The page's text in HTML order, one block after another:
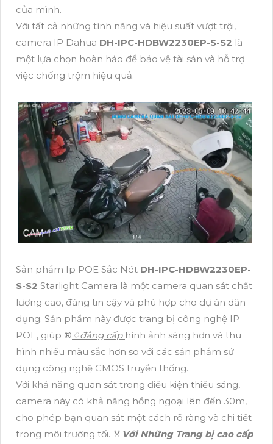
của mình.
Với tất cả những tính năng và hiệu suất vượt trội,
camera IP Dahua DH-IPC-HDBW2230EP-S-S2 là
một lựa chọn hoàn hảo để bảo vệ tài sản và hỗ trợ
việc chống trộm hiệu quả.
Sản phẩm Ip POE Sắc Nét DH-IPC-HDBW2230EP-
S-S2 Starlight Camera là một camera quan sát chất
lượng cao, đáng tin cậy và phù hợp cho dự án dân
dụng. Sản phẩm này được trang bị công nghệ IP
POE, giúp ®️ ♢đẳng cấp hình ảnh sáng hơn và thu
hình nhiều màu sắc hơn so với các sản phẩm sử
dụng công nghệ CMOS truyền thống.
Với khả năng quan sát trong điều kiện thiếu sáng,
camera này có khả năng hồng ngoại lên đến 30m,
cho phép bạn quan sát một cách rõ ràng và chi tiết
trong môi trường tối. ️🏅️ Với Những Trang bị cao cấp